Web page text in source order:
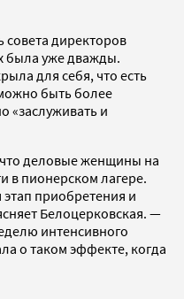
совета директоров
была уже дважды.
для себя, что есть
быть более
«заслуживать и
что деловые женщины на
в пионерском лагере.
этап приобретения и
Белоцерковская. —
интенсивного
о таком эффекте, когда